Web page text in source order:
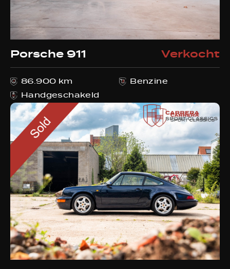
Porsche 911 Verkocht
86.900 km
Benzine
Handgeschakeld